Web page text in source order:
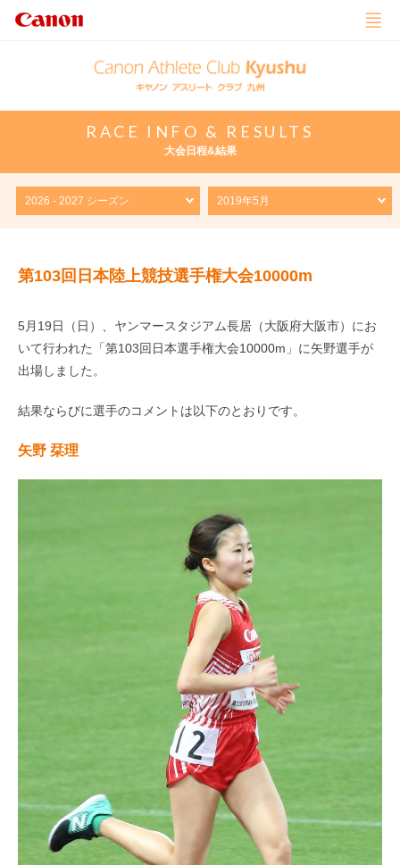
RACE INFO & RESULTS
大会日程&結果
第103回日本陸上競技選手権大会10000m
5月19日（日）、ヤンマースタジアム長居（大阪府大阪市）にお
いて行われた「第103回日本選手権大会10000m」に矢野選手が
出場しました。
結果ならびに選手のコメントは以下のとおりです。
矢野 栞理